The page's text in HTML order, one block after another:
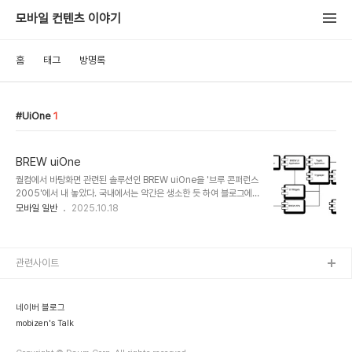
모바일 컨텐츠 이야기
홈 태그 방명록
UiOne 1
BREW uiOne
퀄컴에서 바탕화면 관련된 솔루션인 BREW uiOne을 '브루 콘퍼런스
2005'에서 내 놓았다. 국내에서는 약간은 생소한 듯 하여 블로그에
자료를 포스팅할려고 장문의 자료를 모았더니 브루 한국어 사이트에
는 것은 누차 설명했다. 그러다 보니 자꾸 눈이 이쪽으로 간다.) 자세한
솔루션이다.기초 소개 자료는 퀄..
모바일 일반 2025.10.18
네이버 블로그
mobizen's Talk
관련사이트